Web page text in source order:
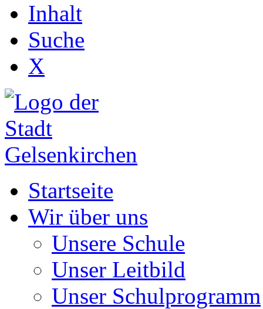
Inhalt
Suche
X
Startseite
Wir über uns
Unsere Schule
Unser Leitbild
Unser Schulprogramm